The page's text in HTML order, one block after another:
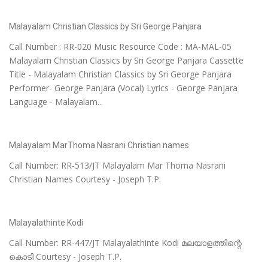
Malayalam Christian Classics by Sri George Panjara
Call Number : RR-020 Music Resource Code : MA-MAL-05
Malayalam Christian Classics by Sri George Panjara Cassette
Title - Malayalam Christian Classics by Sri George Panjara
Performer- George Panjara (Vocal) Lyrics - George Panjara
Language - Malayalam...
Malayalam MarThoma Nasrani Christian names
Call Number: RR-513/JT Malayalam Mar Thoma Nasrani
Christian Names Courtesy - Joseph T.P.
Malayalathinte Kodi
Call Number: RR-447/JT Malayalathinte Kodi മലയാളത്തിന്റെ
കൊടി Courtesy - Joseph T.P.